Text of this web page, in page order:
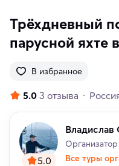
Трёхдневный
парусной яхте
В избранное
5.0 3 отзыва
5.0
Владислав
Все туры